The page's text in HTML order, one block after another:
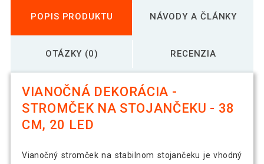
POPIS PRODUKTU NÁVODY A ČLÁNKY
OTÁZKY (0) RECENZIA
VIANOČNÁ DEKORÁCIA -
STROMČEK NA STOJANČEKU - 38
CM, 20 LED
Vianočný stromček na stabilnom stojančeku je vhodný